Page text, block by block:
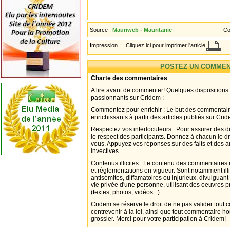
Source : Mauriweb - Mauritanie
Impression : Cliquez ici pour imprimer l'article
POSTEZ UN
Charte des commentaires
A lire avant de commenter! Quelques
passionnants sur Cridem :
Commentez pour enrichir : Le but des
enrichissants à partir des articles publiés sur
Respectez vos interlocuteurs : Pour assurer des
le respect des participants. Donnez à chacun le
vous. Appuyez vos réponses sur des faits et des
invectives.
Contenus illicites : Le contenu des
et réglementations en vigueur. Sont notamment
antisémites, diffamatoires ou injurieux,
vie privée d'une personne, utilisant des oeuvres
(textes, photos, vidéos...).
Cridem se réserve le droit de ne pas valider tout
contrevenir à la loi, ainsi que tout commentaire
grossier. Merci pour votre participation à Cridem!